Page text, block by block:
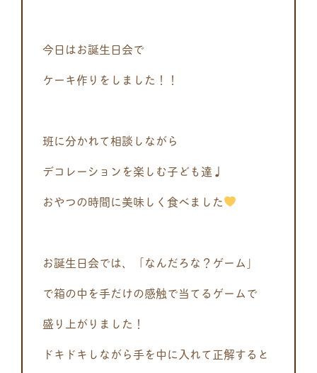
今日はお誕生日会で
ケーキ作りをしました！！
班に分かれて相談しながら
デコレーションを楽しむ子ども達♩
おやつの時間に美味しく食べました
お誕生日会では、「なんだろな？ゲーム」
で箱の中を手だけの感触で当てるゲームで
盛り上がりました！
ドキドキしながら手を中に入れて正解すると